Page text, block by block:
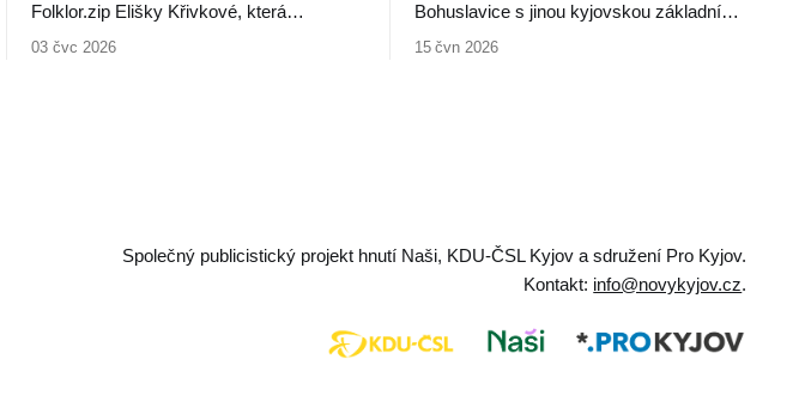
Folklor.zip Elišky Křivkové, která
tradice se současnými digitálními médii.
03 čvc 2026
Bohuslavice s jinou kyjovskou základní
Hrozí ale, že za to zaplatí děti a jejich
15 čvn 2026
Společný publicistický projekt hnutí Naši, KDU-ČSL Kyjov a sdružení Pro Kyjov.
Kontakt: info@novykyjov.cz.